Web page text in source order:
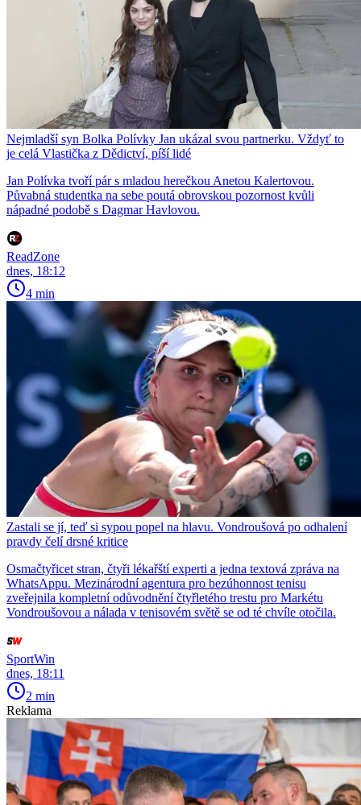
Nejmladší syn Bolka Polívky Jan ukázal svou partnerku. Vždyť to
je celá Vlastička z Dědictví, píší lidé
Jan Polívka tvoří pár s mladou herečkou Anetou Kalertovou.
Půvabná studentka na sebe poutá obrovskou pozornost kvůli
nápadné podobě s Dagmar Havlovou.
ReadZone
dnes, 18:12
4 min
Zastali se jí, teď si sypou popel na hlavu. Vondroušová po odhalení
pravdy čelí drsné kritice
Osmačtyřicet stran, čtyři lékařští experti a jedna textová zpráva na
WhatsAppu. Mezinárodní agentura pro bezúhonnost tenisu
zveřejnila kompletní odůvodnění čtyřletého trestu pro Markétu
Vondroušovou a nálada v tenisovém světě se od té chvíle otočila.
SportWin
dnes, 18:11
2 min
Reklama